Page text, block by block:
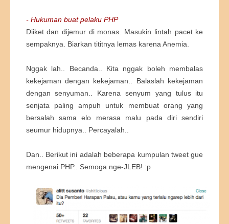
- Hukuman buat pelaku PHP
Diiket dan dijemur di monas. Masukin lintah pacet ke
sempaknya. Biarkan tititnya lemas karena Anemia.
Nggak lah.. Becanda.. Kita nggak boleh membalas
kekejaman dengan kekejaman.. Balaslah kekejaman
dengan senyuman.. Karena senyum yang tulus itu
senjata paling ampuh untuk membuat orang yang
bersalah sama elo merasa malu pada diri sendiri
seumur hidupnya.. Percayalah..
Dan.. Berikut ini adalah beberapa kumpulan tweet gue
mengenai PHP.. Semoga nge-JLEB! :p